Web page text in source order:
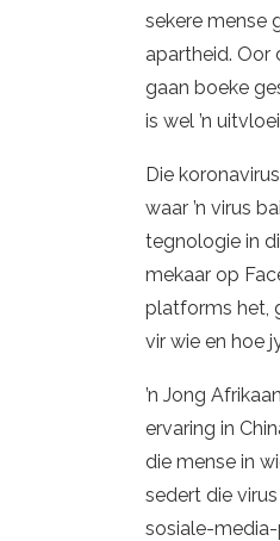
sekere mense
apartheid. Oor
gaan boeke
is wel ’n
Die
waar ’n virus
tegnologie in
mekaar op
platforms het,
vir wie en hoe
’n Jong
ervaring in
die mense in
sedert die
sosiale-media-